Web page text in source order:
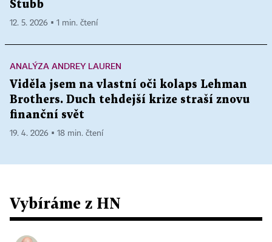
Stubb
12. 5. 2026 ▪ 1 min. čtení
ANALÝZA ANDREY LAUREN
Viděla jsem na vlastní oči kolaps Lehman
Brothers. Duch tehdejší krize straší znovu
finanční svět
19. 4. 2026 ▪ 18 min. čtení
Vybíráme z HN